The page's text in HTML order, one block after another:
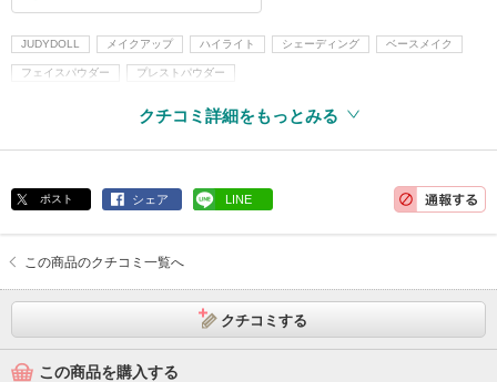
JUDYDOLL メイクアップ ハイライト シェーディング ベースメイク
フェイスパウダー プレストパウダー
クチコミ詳細をもっとみる
ポスト シェア LINE
この商品のクチコミ一覧へ
クチコミする
この商品を購入する